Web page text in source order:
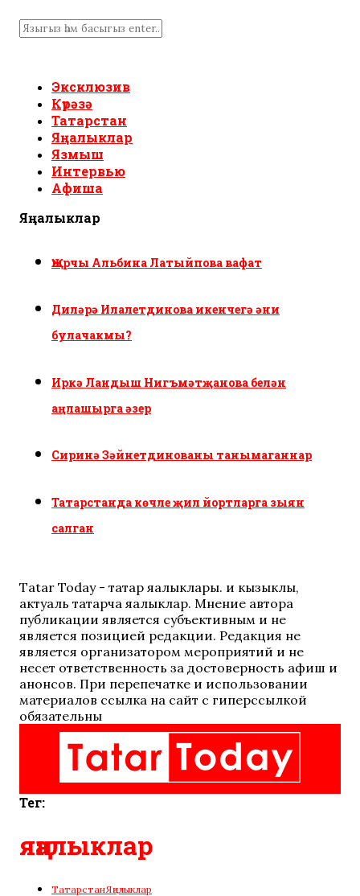
Эксклюзив
Күрәзә
Татарстан
Яңалыклар
Язмыш
Интервью
Афиша
Яңалыклар
Җырчы Альбина Латыйпова вафат
Диләрә Илалетдинова икенчегә әни
булачакмы?
Иркә Ландыш Нигъмәтҗанова белән
аңлашырга әзер
Сиринә Зәйнетдинованы танымаганнар
Татарстанда көчле җил йортларга зыян
салган
Tatar Today - татар яңалыклары. иң кызыклы,
актуаль татарча яңалыклар. Мнение автора
публикации является субъективным и не
является позицией редакции. Редакция не
является организатором мероприятий и не
несет ответственность за достоверность афиш и
анонсов. При перепечатке и использовании
материалов ссылка на сайт с гиперссылкой
обязательны
Тег:
яңалыклар
ТатарстанЯңалыклар